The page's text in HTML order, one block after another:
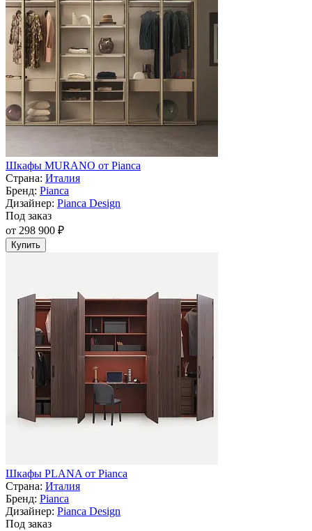
Шкафы MURANO от Pianca
Страна: Италия
Бренд: Pianca
Дизайнер: Pianca Design
Под заказ
от 298 900 ₽
Купить
Шкафы PLANA от Pianca
Страна: Италия
Бренд: Pianca
Дизайнер: Pianca Design
Под заказ